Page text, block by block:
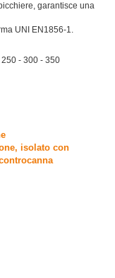
garantisce una
UNI EN1856-1.
- 300 - 350
isolato con